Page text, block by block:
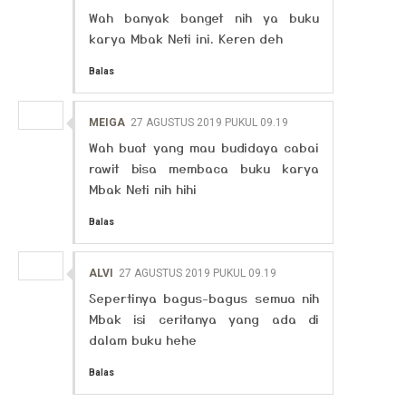
Wah banyak banget nih ya buku
karya Mbak Neti ini. Keren deh
Balas
MEIGA 27 AGUSTUS 2019 PUKUL 09.19
Wah buat yang mau budidaya cabai
rawit bisa membaca buku karya
Mbak Neti nih hihi
Balas
ALVI 27 AGUSTUS 2019 PUKUL 09.19
Sepertinya bagus-bagus semua nih
Mbak isi ceritanya yang ada di
dalam buku hehe
Balas